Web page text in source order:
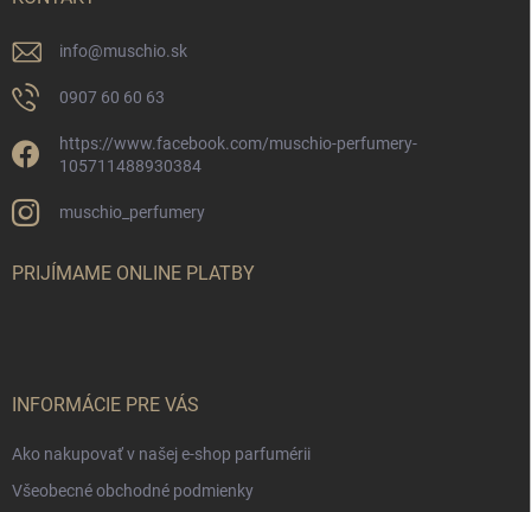
info@muschio.sk
0907 60 60 63
https://www.facebook.com/muschio-perfumery-
105711488930384
muschio_perfumery
PRIJÍMAME ONLINE PLATBY
INFORMÁCIE PRE VÁS
Ako nakupovať v našej e-shop parfumérii
Všeobecné obchodné podmienky